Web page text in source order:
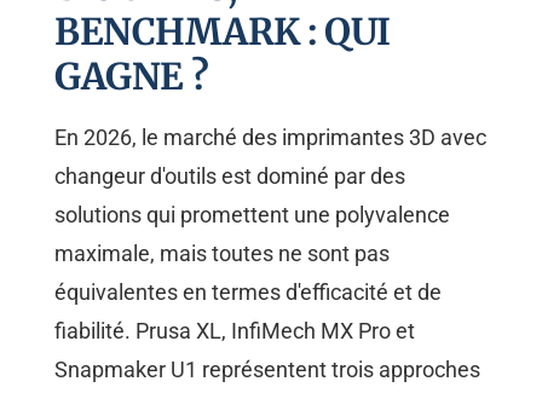
BENCHMARK : QUI
GAGNE ?
En 2026, le marché des imprimantes 3D avec
changeur d'outils est dominé par des
solutions qui promettent une polyvalence
maximale, mais toutes ne sont pas
équivalentes en termes d'efficacité et de
fiabilité. Prusa XL, InfiMech MX Pro et
Snapmaker U1 représentent trois approches